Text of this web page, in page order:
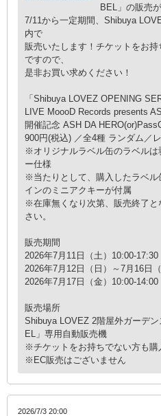
BEL」の販売
7/11から一定期間、Shibuya
内で
販売いたします！チケットをお
ですので、
是非お買い求めください！
「Shibuya LOVEZ OPENING
LIVE MoooD Records presents
開催記念 ASH DA
900円(税込) ／全4種 ランダム／
※オリジナルラベル缶のラベルは
ー仕様
※当たりとして、購入したラベ
インのミニアクキーが付属
※在庫無くなり次第、販売終了
さい。
販売期間
2026年7月11日（土）10:00-17:30
2026年7月12日（日）～7月16日
2026年7月17日（金）10:00-14:00
販売場所
Shibuya LOVEZ 2階屋外ガーデ
EL」専用自動販売機
※チケットをお持ちでない方も購
※EC販売はございません
2026/7/3 20:00